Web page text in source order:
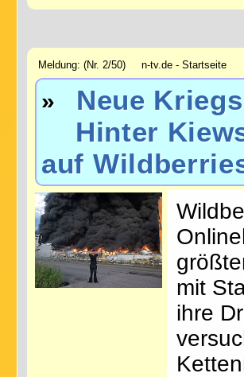
Meldung: (Nr. 2/50) n-tv.de - Startseite
» Neue
Hinter
auf
mit
ihre